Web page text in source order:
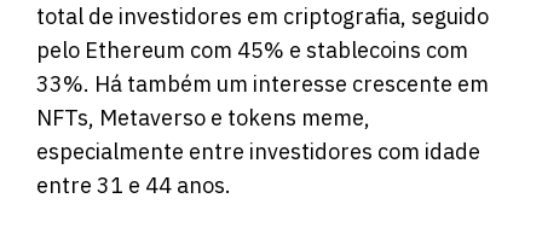
total de investidores em criptografia, seguido
pelo Ethereum com 45% e stablecoins com
33%. Há também um interesse crescente em
NFTs, Metaverso e tokens meme,
especialmente entre investidores com idade
entre 31 e 44 anos.